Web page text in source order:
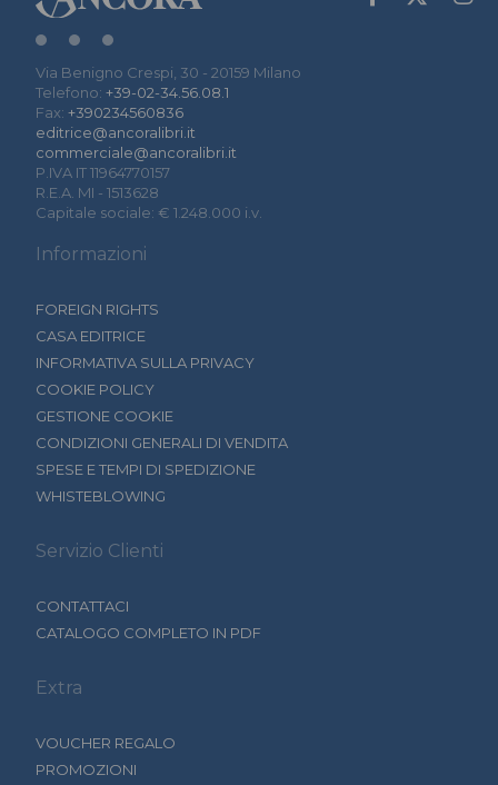
Via Benigno Crespi, 30 - 20159 Milano
Telefono: +39-02-34.56.08.1
Fax: +390234560836
editrice@ancoralibri.it
commerciale@ancoralibri.it
P.IVA IT 11964770157
R.E.A. MI - 1513628
Capitale sociale: € 1.248.000 i.v.
Informazioni
FOREIGN RIGHTS
CASA EDITRICE
INFORMATIVA SULLA PRIVACY
COOKIE POLICY
GESTIONE COOKIE
CONDIZIONI GENERALI DI VENDITA
SPESE E TEMPI DI SPEDIZIONE
WHISTEBLOWING
Servizio Clienti
CONTATTACI
CATALOGO COMPLETO IN PDF
Extra
VOUCHER REGALO
PROMOZIONI